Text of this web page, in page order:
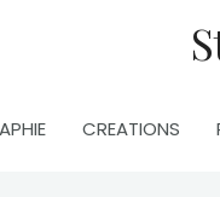
CREATIONS